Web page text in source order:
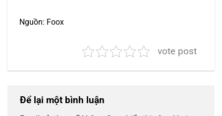
Nguồn: Foox
vote post
Để lại một bình luận